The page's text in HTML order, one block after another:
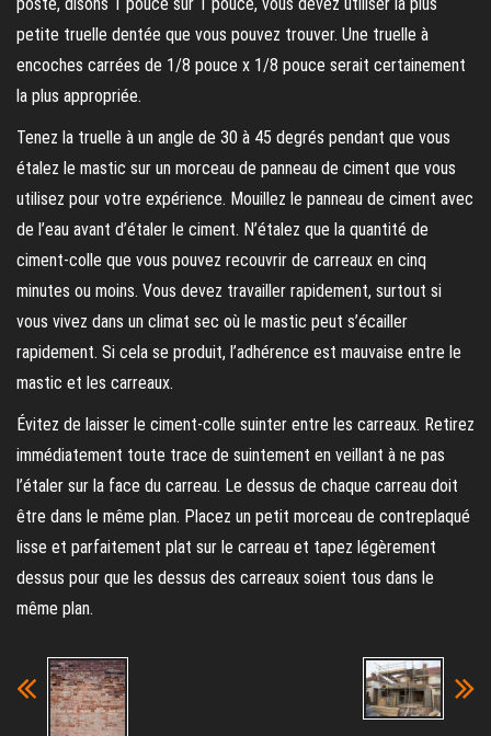
petite truelle dentée que vous pouvez trouver. Une truelle à
encoches carrées de 1/8 pouce x 1/8 pouce serait certainement
la plus appropriée.
Tenez la truelle à un angle de 30 à 45 degrés pendant que vous
étalez le mastic sur un morceau de panneau de ciment que vous
utilisez pour votre expérience. Mouillez le panneau de ciment avec
de l’eau avant d’étaler le ciment. N’étalez que la quantité de
ciment-colle que vous pouvez recouvrir de carreaux en cinq
minutes ou moins. Vous devez travailler rapidement, surtout si
vous vivez dans un climat sec où le mastic peut s’écailler
rapidement. Si cela se produit, l’adhérence est mauvaise entre le
mastic et les carreaux.
Évitez de laisser le ciment-colle suinter entre les carreaux. Retirez
immédiatement toute trace de suintement en veillant à ne pas
l’étaler sur la face du carreau. Le dessus de chaque carreau doit
être dans le même plan. Placez un petit morceau de contreplaqué
lisse et parfaitement plat sur le carreau et tapez légèrement
dessus pour que les dessus des carreaux soient tous dans le
même plan.